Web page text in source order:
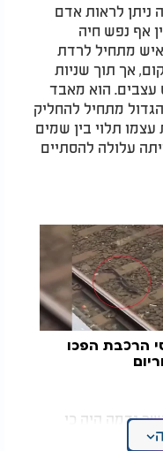
לראות אדם
אף נפש חיה
מתחיל לרדת
אך תוך שניות
עצבים. הוא מאבד
מתחיל להחליק
תלוי בין שמים
עלולה להסתיים
הרכבת הפכו
נדמה היה כי
יאומן.